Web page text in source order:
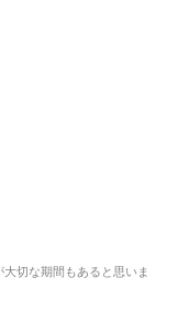
大切な期間もあると思いま